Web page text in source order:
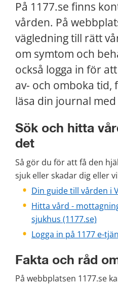
På 1177.se finns
vården. På
vägledning till rätt
om symtom och
också logga in för
av- och omboka tid,
läsa din journal
Sök och hitta
det
Så gör du för att få den
sjuk eller skadar dig eller
Din guide till vården i
Hitta vård -
sjukhus (1177.se)
Logga in på 1177 e-
Fakta och råd
På webbplatsen 1177.se